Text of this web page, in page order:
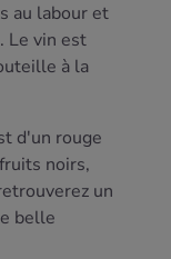
au labour et
Le vin est
à la
d'un rouge
noirs,
un
belle